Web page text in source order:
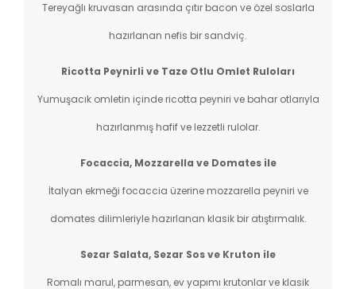
Tereyağlı kruvasan arasında çıtır bacon ve özel soslarla
hazırlanan nefis bir sandviç.
Ricotta Peynirli ve Taze Otlu Omlet Ruloları
Yumuşacık omletin içinde ricotta peyniri ve bahar otlarıyla
hazırlanmış hafif ve lezzetli rulolar.
Focaccia, Mozzarella ve Domates ile
İtalyan ekmeği focaccia üzerine mozzarella peyniri ve
domates dilimleriyle hazırlanan klasik bir atıştırmalık.
Sezar Salata, Sezar Sos ve Kruton ile
Romalı marul, parmesan, ev yapımı krutonlar ve klasik